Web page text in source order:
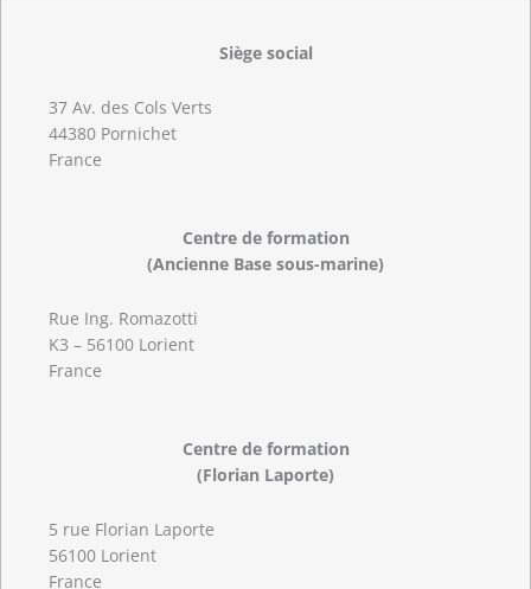
Siège social
37 Av. des Cols Verts
44380 Pornichet
France
Centre de formation
(Ancienne Base sous-marine)
Rue Ing. Romazotti
K3 – 56100 Lorient
France
Centre de formation
(Florian Laporte)
5 rue Florian Laporte
56100 Lorient
France